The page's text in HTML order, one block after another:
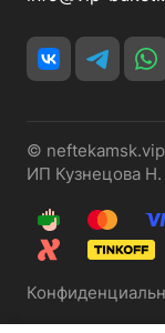
©
ИП Кузнецова